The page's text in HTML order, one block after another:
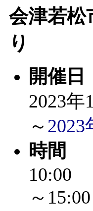
レクリ
ットせ
「皆鶴
～」
みな
de 健康
「堂島
す 」
会津若松
り
開催日
2023年
～ 2023
時間
10:00
～15:00